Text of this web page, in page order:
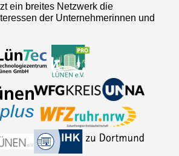
ein breites Netzwerk die
der Unternehmerinnen und